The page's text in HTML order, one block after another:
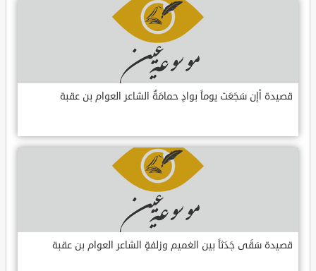
قصيدة أإن سَجَعَت يوماً بوادٍ حمامَةٌ الشاعر العوام بن عقبة
قصيدة سَقَى جَدَثاً بين الغميم وزلفةٍ الشاعر العوام بن عقبة